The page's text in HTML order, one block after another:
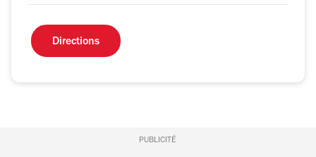
Directions
PUBLICITÉ